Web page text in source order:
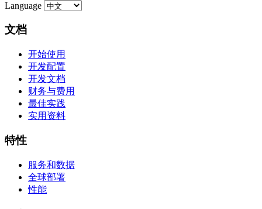
Language
文档
开始使用
开发配置
开发文档
财务与费用
最佳实践
实用资料
特性
服务和数据
全球部署
性能